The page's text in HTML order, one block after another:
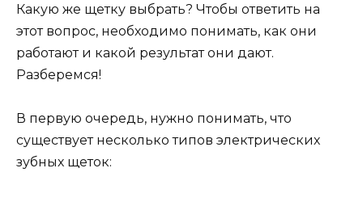
Какую же щетку выбрать? Чтобы ответить на
этот вопрос, необходимо понимать, как они
работают и какой результат они дают.
Разберемся!
В первую очередь, нужно понимать, что
существует несколько типов электрических
зубных щеток: